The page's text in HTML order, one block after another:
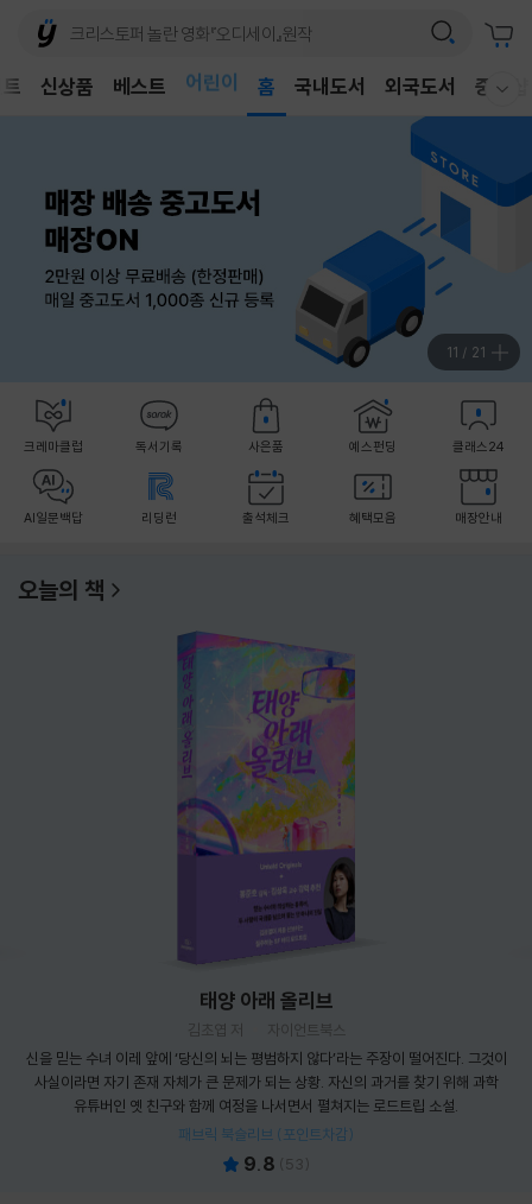
신상품 베스트
독후감
홈 국내도서 외국도서 중고샵
11 / 21
크레마클럽 독서기록 사은품 예스펀딩 클래스24
AI일문백답 리딩런 출석체크 혜택모음 매장안내
오늘의 책
태양 아래 올리브
김초엽 저
자이언트북스
신을 믿는 수녀 이레 앞에 ‘당신의 뇌는 평범하지 않다’라는 주장이 떨어진다. 그것이
사실이라면 자기 존재 자체가 큰 문제가 되는 상황. 자신의 과거를 찾기 위해 과학
유튜버인 옛 친구와 함께 여정을 나서면서 펼쳐지는 로드트립 소설.
패브릭 북슬리브 (포인트차감)
9.8 (53)